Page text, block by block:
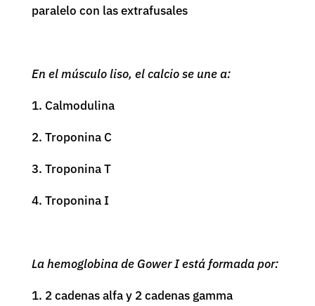
paralelo con las extrafusales
En el músculo liso, el calcio se une a:
1. Calmodulina
2. Troponina C
3. Troponina T
4. Troponina I
La hemoglobina de Gower I está formada por:
1. 2 cadenas alfa y 2 cadenas gamma